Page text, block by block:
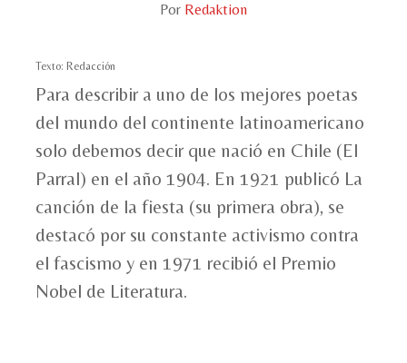
Por Redaktion
Texto: Redacción
Para describir a uno de los mejores poetas
del mundo del continente latinoamericano
solo debemos decir que nació en Chile (El
Parral) en el año 1904. En 1921 publicó La
canción de la fiesta (su primera obra), se
destacó por su constante activismo contra
el fascismo y en 1971 recibió el Premio
Nobel de Literatura.